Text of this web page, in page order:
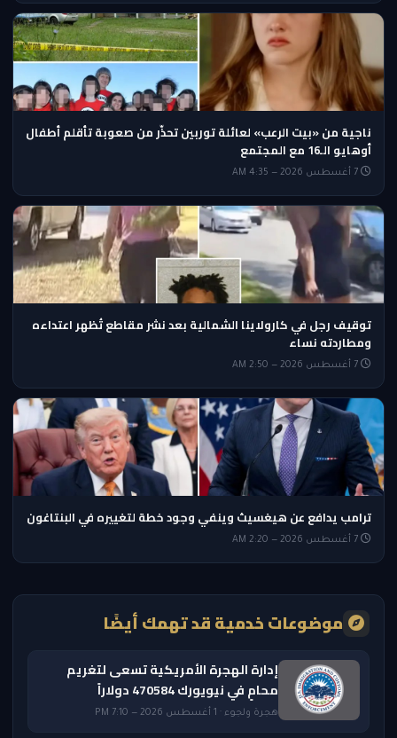
ناجية من «بيت الرعب» لعائلة توربين تحذّر من صعوبة تأقلم أطفال
أوهايو الـ16 مع المجتمع
توقيف رجل في كارولاينا الشمالية بعد نشر مقاطع تُظهر اعتداءه
ومطاردته نساء
ترامب يدافع عن هيغسيث وينفي وجود خطة لتغييره في البنتاغون
موضوعات خدمية قد تهمك أيضًا
إدارة الهجرة الأمريكية تسعى لتغريم
محامٍ في نيويورك 470584 دولاراً
هجرة ولجوء · 1 أغسطس 2026 — 7:10 PM